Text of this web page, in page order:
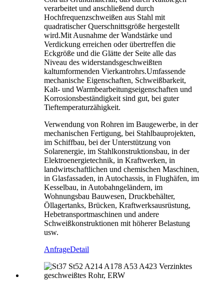
verarbeitet und anschließend durch
Hochfrequenzschweißen aus Stahl mit
quadratischer Querschnittsgröße hergestellt
wird.Mit Ausnahme der Wandstärke und
Verdickung erreichen oder übertreffen die
Eckgröße und die Glätte der Seite alle das
Niveau des widerstandsgeschweißten
kaltumformenden Vierkantrohrs.Umfassende
mechanische Eigenschaften, Schweißbarkeit,
Kalt- und Warmbearbeitungseigenschaften und
Korrosionsbeständigkeit sind gut, bei guter
Tieftemperaturzähigkeit.
Verwendung von Rohren im Baugewerbe, in der
mechanischen Fertigung, bei Stahlbauprojekten,
im Schiffbau, bei der Unterstützung von
Solarenergie, im Stahlkonstruktionsbau, in der
Elektroenergietechnik, in Kraftwerken, in
landwirtschaftlichen und chemischen Maschinen,
in Glasfassaden, in Autochassis, in Flughäfen, im
Kesselbau, in Autobahngeländern, im
Wohnungsbau Bauwesen, Druckbehälter,
Öllagertanks, Brücken, Kraftwerksausrüstung,
Hebetransportmaschinen und andere
Schweißkonstruktionen mit höherer Belastung
usw.
AnfrageDetail